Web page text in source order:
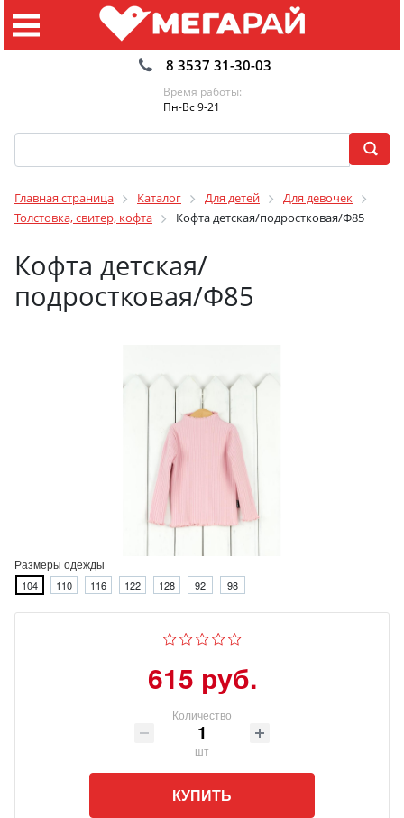
8 3537 31-30-03
Время работы:
Пн-Вс 9-21
Главная страница Каталог Для детей
Для девочек
Толстовка, свитер, кофта
Кофта детская/подростковая/Ф85
Кофта детская/
подростковая/Ф85
Размеры одежды
104 110 116 122 128 92 98
615 руб.
Количество
шт
КУПИТЬ